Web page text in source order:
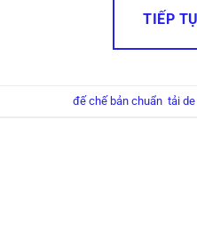
TIẾP
đế chế bản chuẩn tải